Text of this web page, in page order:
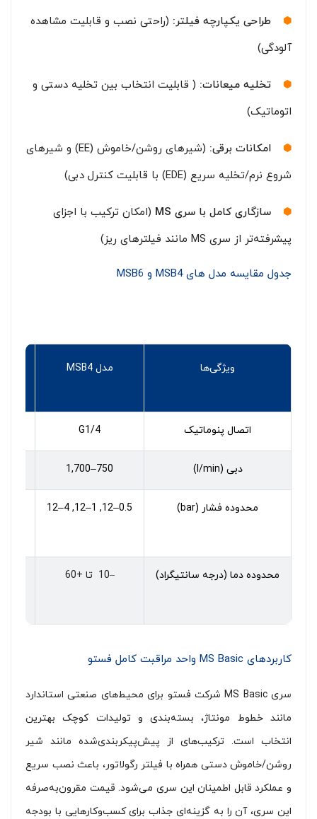
طراحی یکپارچه فیلتر: (راحتی نصب و قابلیت مشاهده
آلودگی)
تخلیه میعانات: ( قابلیت انتخاب بین تخلیه دستی و
اتوماتیک)
امکانات برقی:
(شیرهای روشن/خاموش (EE) و شیرهای
شروع نرم/تخلیه سریع (EDE) با قابلیت کنترل دبی)
سازگاری کامل با سری
(امکان ترکیب با اجزای
پیشرفته‌تر از سری MS مانند فیلترهای ریز)
جدول مقایسه مدل های MSB4 و MSB6
ویژگی‌‌ها مدل MSB4
اتصال پنوماتیک G1/4
دبی (l/min) 750–1,700
محدوده فشار (bar) 0.5–12, 1–12, 4–12
محدوده دما (درجه سانتیگراد) –10 تا +60
کاربردهای MS Basic واحد مراقبت کامل فستو
سری MS Basic شرکت فستو برای محیط‌های صنعتی استاندارد
مانند خطوط مونتاژ، بسته‌بندی و تولیدات کوچک بهترین
انتخاب است. ترکیب‌های از پیش‌پیکربندی‌شده مانند شیر
روشن/خاموش دستی همراه با فیلتر رگولاتور، باعث نصب سریع
و عملکرد قابل اطمینان این سری می‌شود. قیمت مقرون‌به‌صرفه
این سری، آن را به گزینه‌ای جذاب برای کسب‌وکارهایی با بودجه